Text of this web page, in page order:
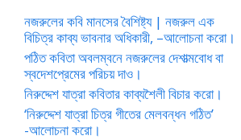
নজরুলের কবি মানসের বৈশিষ্ট্য | নজরুল এক
বিচিত্র কাব্য ভাবনার অধিকারী, –আলোচনা করো।
পঠিত কবিতা অবলম্বনে নজরুলের দেশাত্মবোধ বা
স্বদেশপ্রেমের পরিচয় দাও।
নিরুদ্দেশ যাত্রা কবিতার কাব্যশৈলী বিচার করো।
‘নিরুদ্দেশ যাত্রা চিত্র গীতের মেলবন্ধন গঠিত’
-আলোচনা করো।